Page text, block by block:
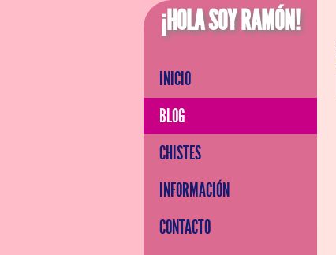
¡HOLA SOY RAMÓN!
INICIO
BLOG
CHISTES
INFORMACIÓN
CONTACTO